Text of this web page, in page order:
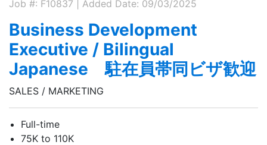
Job #: F10837 | Added Date: 09/03/2025
Business Development
Executive / Bilingual
Japanese 駐在員帯同ビザ歓迎
SALES / MARKETING
Full-time
75K to 110K